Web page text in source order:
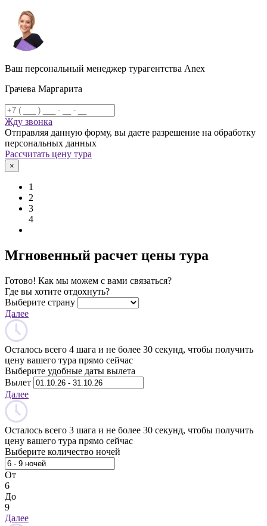
Ваш персональный менеджер турагентства Anex
Грачева Маргарита
Жду звонка
Отправляя данную форму, вы даете разрешение на обработку
персональных данных
Рассчитать цену тура
×
1
2
3
4
Мгновенный расчет цены тура
Готово! Как мы можем с вами связаться?
Где вы хотите отдохнуть?
Выберите страну
Далее
Осталось всего 4 шага и не более 30 секунд, чтобы получить
цену вашего тура прямо сейчас
Выберите удобные даты вылета
Вылет
Далее
Осталось всего 3 шага и не более 30 секунд, чтобы получить
цену вашего тура прямо сейчас
Выберите количество ночей
От
6
До
9
Далее